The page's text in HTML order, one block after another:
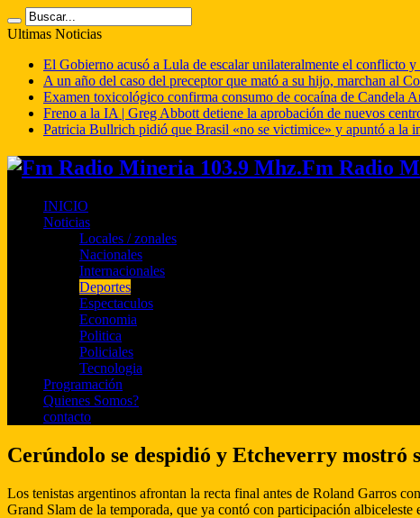
Ultimas Noticias
El Gobierno acusó a Lula de escalar unilateralmente el conflicto
A un año del caso del preceptor que mató a su hijo, marchan al
Examen toxicológico confirma consumo de cocaína de Candela
Freno a la IA | Greg Abbott detiene la aprobación de nuevos
Patricia Bullrich pidió que Brasil «no se victimice» y apuntó a la
Fm Radio
INICIO
Noticias
Locales / zonales
Nacionales
Internacionales
Deportes
Espectaculos
Economia
Politica
Policiales
Tecnologia
Programación
Quienes Somos?
contacto
Cerúndolo se despidió y Etcheverry mostró
Los tenistas argentinos afrontan la recta final antes de Roland Garros
Grand Slam de la temporada, que ya contó con participación albiceleste